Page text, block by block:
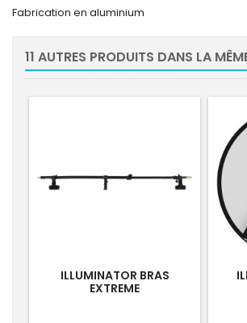
Fabrication en aluminium
11 AUTRES PRODUITS DANS LA
ILLUMINATOR BRAS
EXTREME